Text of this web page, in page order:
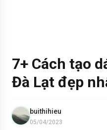
7+ Cách tạo
Đà Lạt đẹp
buithihieu
05/04/2023